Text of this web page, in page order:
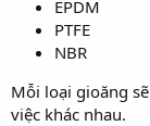
EPDM
PTFE
NBR
Mỗi loại gioăng
việc khác nhau.